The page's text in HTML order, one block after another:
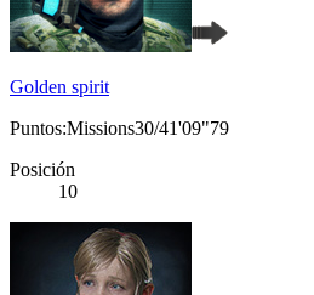
Golden spirit
Puntos:Missions30/41'09"79
Posición
10